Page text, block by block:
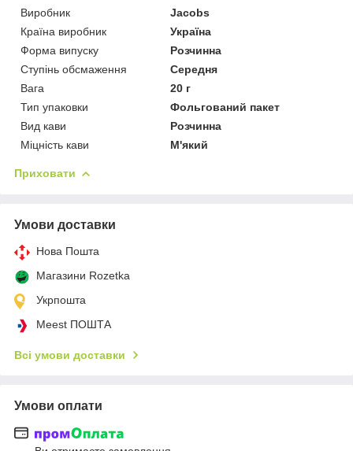
Виробник
Jacobs
Країна виробник
Україна
Форма випуску
Розчинна
Ступінь обсмаження
Середня
Вага
20 г
Тип упаковки
Фольгований пакет
Вид кави
Розчинна
Міцність кави
М'який
Приховати
Умови доставки
Нова Пошта
Магазини Rozetka
Укрпошта
Meest ПОШТА
Всі умови доставки
Умови оплати